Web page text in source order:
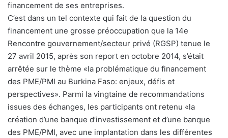
financement de ses entreprises.
C’est dans un tel contexte qui fait de la question du
financement une grosse préoccupation que la 14e
Rencontre gouvernement/secteur privé (RGSP) tenue le
27 avril 2015, après son report en octobre 2014, s’était
arrêtée sur le thème «la problématique du financement
des PME/PMI au Burkina Faso: enjeux, défis et
perspectives». Parmi la vingtaine de recommandations
issues des échanges, les participants ont retenu «la
création d’une banque d’investissement et d’une banque
des PME/PMI, avec une implantation dans les différentes